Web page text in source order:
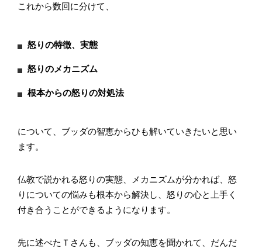
これから数回に分けて、
怒りの特徴、実態
怒りのメカニズム
根本からの怒りの対処法
について、ブッダの智恵からひも解いていきたいと思い
ます。
仏教で説かれる怒りの実態、メカニズムが分かれば、怒
りについての悩みも根本から解決し、怒りの心と上手く
付き合うことができるようになります。
先に述べたＴさんも、ブッダの知恵を聞かれて、だんだ